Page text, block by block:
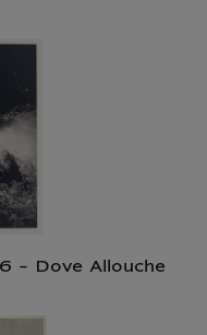
- Dove Allouche